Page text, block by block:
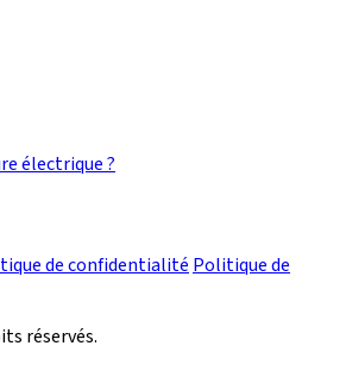
électrique ?
de confidentialité Politique de
réservés.